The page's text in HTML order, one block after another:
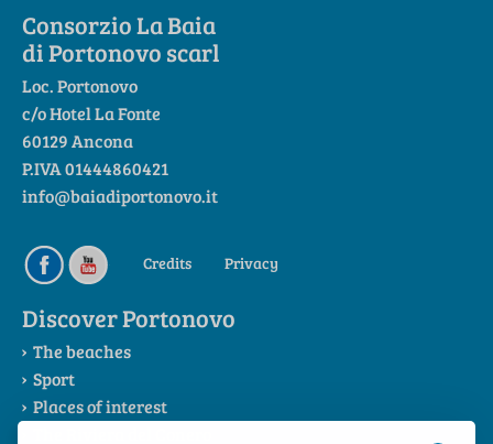
Consorzio La Baia
di Portonovo scarl
Loc. Portonovo
c/o Hotel La Fonte
60129 Ancona
P.IVA 01444860421
info@baiadiportonovo.it
Credits Privacy
Discover Portonovo
The beaches
Sport
Places of interest